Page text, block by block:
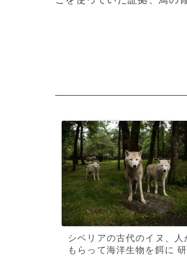
シベリアの古代のイヌ、人
もらって海洋生物を餌に